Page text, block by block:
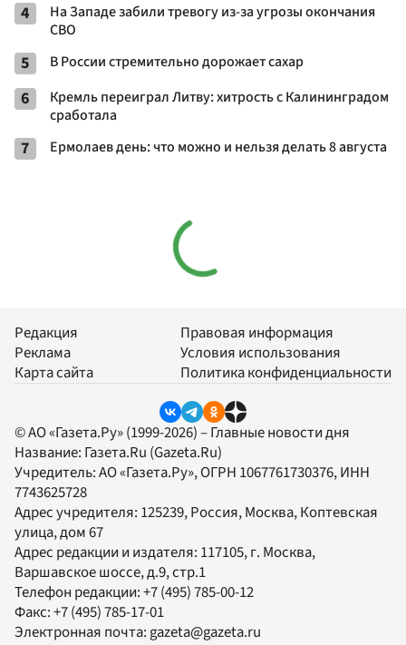
4
На Западе забили тревогу из-за угрозы окончания
СВО
5 В России стремительно дорожает сахар
6
Кремль переиграл Литву: хитрость с Калининградом
сработала
7 Ермолаев день: что можно и нельзя делать 8 августа
Редакция
Реклама
Карта сайта
Правовая информация
Условия использования
Политика конфиденциальности
© АО «Газета.Ру» (1999-2026) – Главные новости дня
Название: Газета.Ru (Gazeta.Ru)
Учредитель:АО «Газета.Ру», ОГРН 1067761730376, ИНН
7743625728
Адрес учредителя: 125239, Россия, Москва, Коптевская
улица, дом 67
Адрес редакции и издателя: 117105, г. Москва,
Варшавское шоссе, д.9, стр.1
Телефон редакции:+7 (495) 785-00-12
Факс:+7 (495) 785-17-01
Электронная почта:gazeta@gazeta.ru